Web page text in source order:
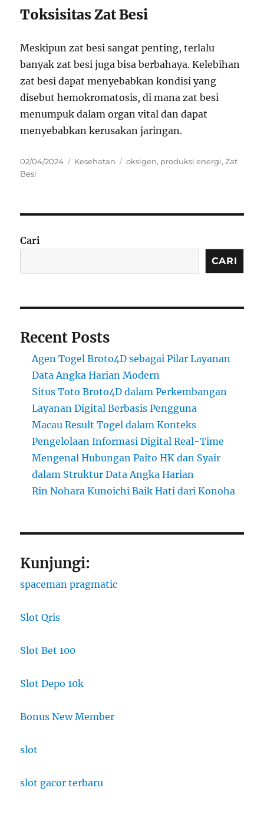
Toksisitas Zat Besi
Meskipun zat besi sangat penting, terlalu
banyak zat besi juga bisa berbahaya. Kelebihan
zat besi dapat menyebabkan kondisi yang
disebut hemokromatosis, di mana zat besi
menumpuk dalam organ vital dan dapat
menyebabkan kerusakan jaringan.
Posted
on
02/04/2024 Categories
Kesehatan Tags
oksigen, produksi energi,Zat
Besi
Cari
CARI
Recent Posts
Agen Togel Broto4D sebagai Pilar Layanan
Data Angka Harian Modern
Situs Toto Broto4D dalam Perkembangan
Layanan Digital Berbasis Pengguna
Macau Result Togel dalam Konteks
Pengelolaan Informasi Digital Real-Time
Mengenal Hubungan Paito HK dan Syair
dalam Struktur Data Angka Harian
Rin Nohara Kunoichi Baik Hati dari Konoha
Kunjungi:
spaceman pragmatic
Slot Qris
Slot Bet 100
Slot Depo 10k
Bonus New Member
slot
slot gacor terbaru